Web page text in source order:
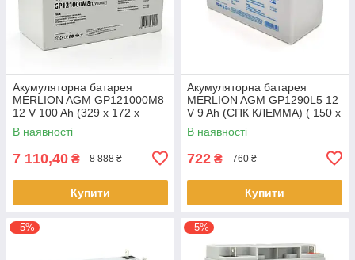
Акумуляторна батарея
MERLION AGM GP121000M8
12 V 100 Ah (329 x 172 x
218), 28.1 kg White Q36
В наявності
7 110,40 ₴ 8 888 ₴
Купити
Акумуляторна батарея
MERLION AGM GP1290L5 12
V 9 Ah (СПК КЛЕММА) ( 150 x
65 x 95 (100) ), 2.175 kg
White
В наявності
722 ₴ 760 ₴
Купити
–5% –5%